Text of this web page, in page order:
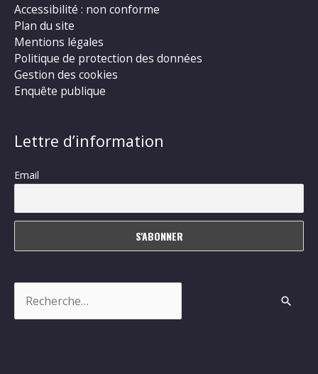
Accessibilité : non conforme
Plan du site
Mentions légales
Politique de protection des données
Gestion des cookies
Enquête publique
Lettre d’information
Email